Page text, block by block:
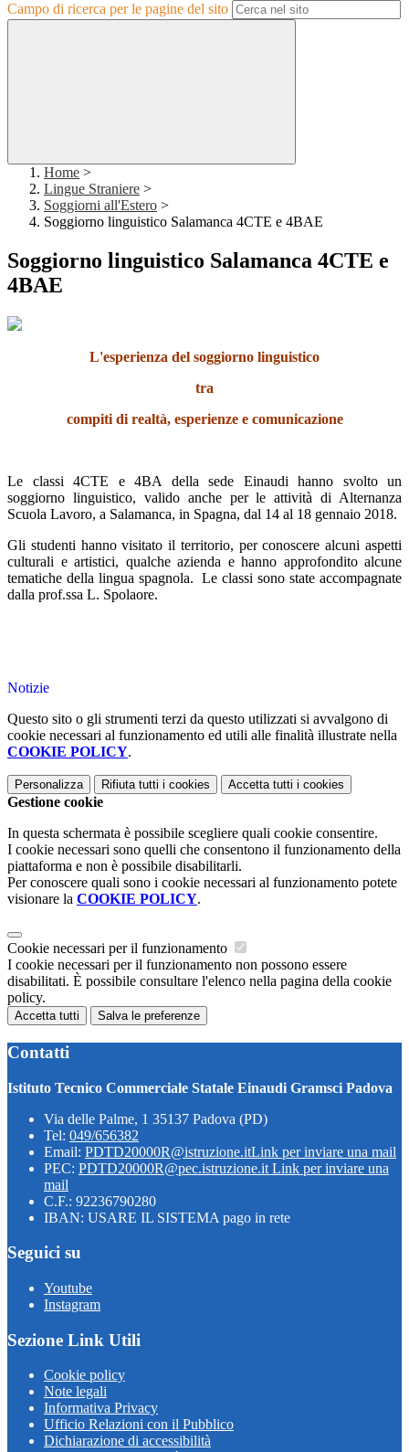
Campo di ricerca per le pagine del sito
Home >
Lingue Straniere >
Soggiorni all'Estero >
Soggiorno linguistico Salamanca 4CTE e 4BAE
Soggiorno linguistico Salamanca 4CTE e
4BAE
L'esperienza del soggiorno linguistico
tra
compiti di realtà, esperienze e comunicazione
Le classi 4CTE e 4BA della sede Einaudi hanno svolto un
soggiorno linguistico, valido anche per le attività di Alternanza
Scuola Lavoro, a Salamanca, in Spagna, dal 14 al 18 gennaio 2018.
Gli studenti hanno visitato il territorio, per conoscere alcuni aspetti
culturali e artistici, qualche azienda e hanno approfondito alcune
tematiche della lingua spagnola. Le classi sono state accompagnate
dalla prof.ssa L. Spolaore.
Notizie
Questo sito o gli strumenti terzi da questo utilizzati si avvalgono di
cookie necessari al funzionamento ed utili alle finalità illustrate nella
COOKIE POLICY.
Personalizza Rifiuta tutti i cookies Accetta tutti i cookies
Gestione cookie
In questa schermata è possibile scegliere quali cookie consentire.
I cookie necessari sono quelli che consentono il funzionamento della
piattaforma e non è possibile disabilitarli.
Per conoscere quali sono i cookie necessari al funzionamento potete
visionare la COOKIE POLICY.
Cookie necessari per il funzionamento
I cookie necessari per il funzionamento non possono essere
disabilitati. È possibile consultare l'elenco nella pagina della cookie
policy.
Accetta tutti Salva le preferenze
Contatti
Istituto Tecnico Commerciale Statale Einaudi Gramsci Padova
Via delle Palme, 1 35137 Padova (PD)
Tel: 049/656382
Email: PDTD20000R@istruzione.itLink per inviare una mail
PEC: PDTD20000R@pec.istruzione.it Link per inviare una
mail
C.F.: 92236790280
IBAN: USARE IL SISTEMA pago in rete
Seguici su
Youtube
Instagram
Sezione Link Utili
Cookie policy
Note legali
Informativa Privacy
Ufficio Relazioni con il Pubblico
Dichiarazione di accessibilità